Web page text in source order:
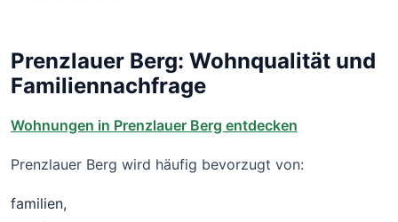
Prenzlauer Berg: Wohnqualität und
Familiennachfrage
Wohnungen in Prenzlauer Berg entdecken
Prenzlauer Berg wird häufig bevorzugt von:
familien,